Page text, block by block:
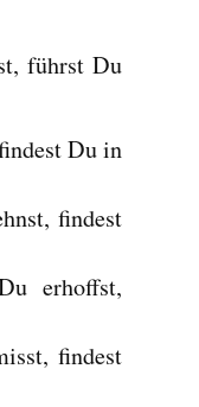
führst Du
Du in
findest
erhoffst,
findest